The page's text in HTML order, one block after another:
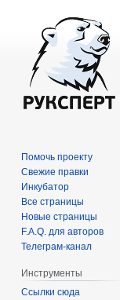
Помочь проекту
Свежие правки
Инкубатор
Все страницы
Новые страницы
F.A.Q. для авторов
Телеграм-канал
Инструменты
Ссылки сюда